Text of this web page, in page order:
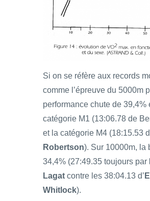
Si on se réfère aux records
comme l’épreuve du 5000m
performance chute de 39,4%
catégorie M1 (13:06.78 de
et la catégorie M4 (18:15.53
Robertson). Sur 10000m, la
34,4% (27:49.35 toujours par
Lagat contre les 38:04.13 d’
Whitlock).